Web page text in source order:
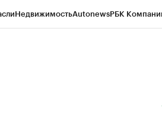
НедвижимостьAutonewsРБК